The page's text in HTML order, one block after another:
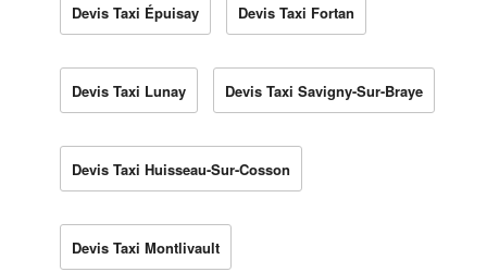
Devis Taxi Épuisay Devis Taxi Fortan
Devis Taxi Lunay Devis Taxi Savigny-Sur-Braye
Devis Taxi Huisseau-Sur-Cosson
Devis Taxi Montlivault